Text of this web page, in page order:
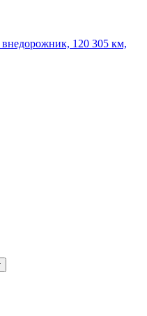
внедорожник, 120 305 км,